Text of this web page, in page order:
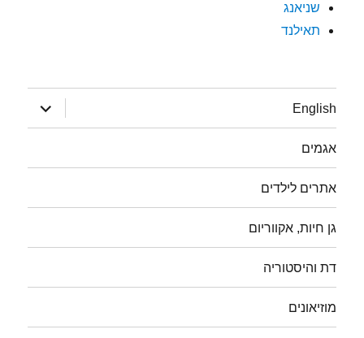
שניאנג
תאילנד
English
הצג
תפריט
אגמים
אתרים לילדים
גן חיות, אקווריום
דת והיסטוריה
מוזיאונים